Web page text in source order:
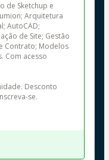
de Sketchup e
Arquitetura
AutoCAD;
de Site; Gestão
Contrato; Modelos
Com acesso
Desconto
se.